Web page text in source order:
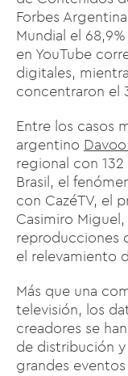
Forbes
Mundial el
en YouTube
digitales,
concentraron el
Entre los casos
argentino
regional con
Brasil, el
con CazéTV, el
Casimiro
reproducciones
el relevamiento
Más que una
televisión, los
creadores se
de distribución
grandes